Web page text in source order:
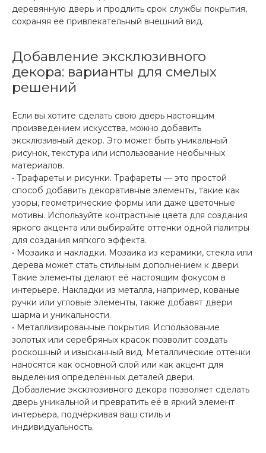
деревянную дверь и продлить срок службы покрытия,
сохраняя её привлекательный внешний вид.
Добавление эксклюзивного
декора: варианты для смелых
решений
Если вы хотите сделать свою дверь настоящим
произведением искусства, можно добавить
эксклюзивный декор. Это может быть уникальный
рисунок, текстура или использование необычных
материалов.
• Трафареты и рисунки. Трафареты — это простой
способ добавить декоративные элементы, такие как
узоры, геометрические формы или даже цветочные
мотивы. Используйте контрастные цвета для создания
яркого акцента или выбирайте оттенки одной палитры
для создания мягкого эффекта.
• Мозаика и накладки. Мозаика из керамики, стекла или
дерева может стать стильным дополнением к двери.
Такие элементы делают её настоящим фокусом в
интерьере. Накладки из металла, например, кованые
ручки или угловые элементы, также добавят двери
шарма и уникальности.
• Металлизированные покрытия. Использование
золотых или серебряных красок позволит создать
роскошный и изысканный вид. Металлические оттенки
наносятся как основной слой или как акцент для
выделения определённых деталей двери.
Добавление эксклюзивного декора позволяет сделать
дверь уникальной и превратить её в яркий элемент
интерьера, подчёркивая ваш стиль и
индивидуальность.